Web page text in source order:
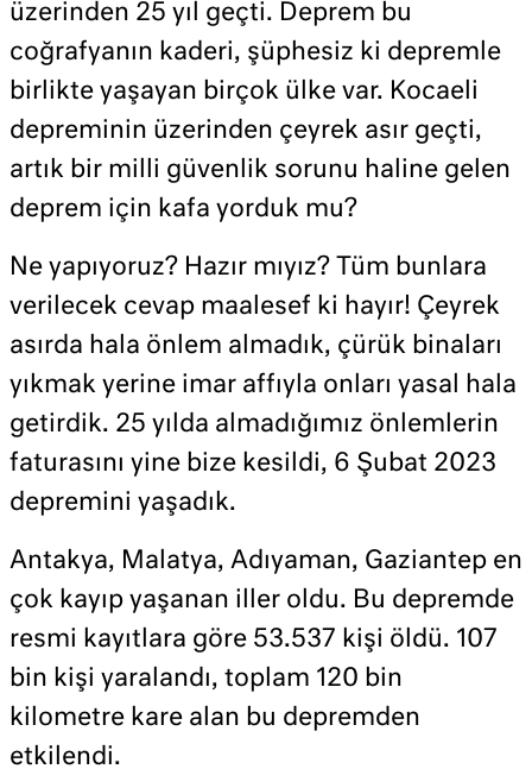
üzerinden 25 yıl geçti. Deprem bu
coğrafyanın kaderi, şüphesiz ki depremle
birlikte yaşayan birçok ülke var. Kocaeli
depreminin üzerinden çeyrek asır geçti,
artık bir milli güvenlik sorunu haline gelen
deprem için kafa yorduk mu?
Ne yapıyoruz? Hazır mıyız? Tüm bunlara
verilecek cevap maalesef ki hayır! Çeyrek
asırda hala önlem almadık, çürük binaları
yıkmak yerine imar affıyla onları yasal hala
getirdik. 25 yılda almadığımız önlemlerin
faturasını yine bize kesildi, 6 Şubat 2023
depremini yaşadık.
Antakya, Malatya, Adıyaman, Gaziantep en
çok kayıp yaşanan iller oldu. Bu depremde
resmi kayıtlara göre 53.537 kişi öldü. 107
bin kişi yaralandı, toplam 120 bin
kilometre kare alan bu depremden
etkilendi.